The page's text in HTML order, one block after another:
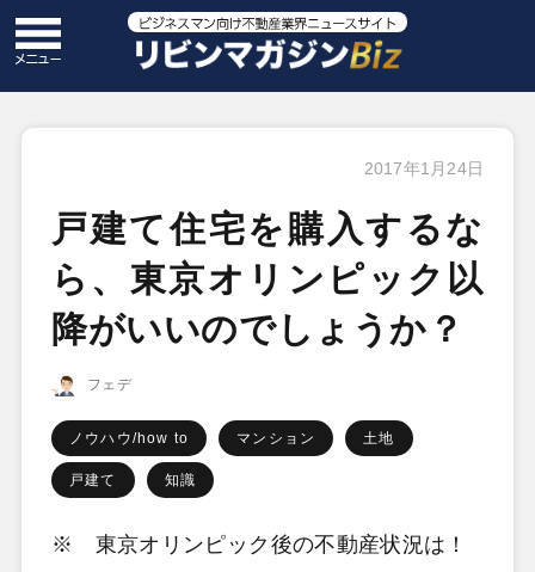
2017年1月24日
戸建て住宅を購入するな
ら、東京オリンピック以
降がいいのでしょうか？
フェデ
ノウハウ/how to マンション 土地
戸建て 知識
※ 東京オリンピック後の不動産状況は！